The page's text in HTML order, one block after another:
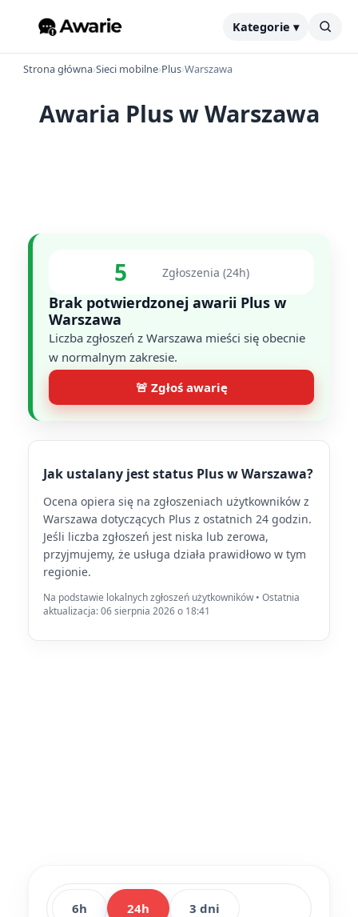
Kategorie ▾
Strona główna›Sieci mobilne›Plus›Warszawa
Awaria Plus w Warszawa
5 Zgłoszenia (24h)
Brak potwierdzonej awarii Plus w
Warszawa
Liczba zgłoszeń z Warszawa mieści się obecnie
w normalnym zakresie.
🚨 Zgłoś awarię
Jak ustalany jest status Plus w Warszawa?
Ocena opiera się na zgłoszeniach użytkowników z
Warszawa dotyczących Plus z ostatnich 24 godzin.
Jeśli liczba zgłoszeń jest niska lub zerowa,
przyjmujemy, że usługa działa prawidłowo w tym
regionie.
Na podstawie lokalnych zgłoszeń użytkowników • Ostatnia
aktualizacja: 06 sierpnia 2026 o 18:41
6h 24h 3 dni